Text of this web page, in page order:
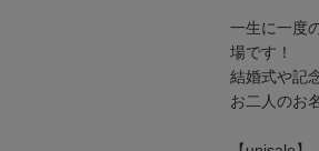
一生に一度
場です！
結婚式や記
お二人のお